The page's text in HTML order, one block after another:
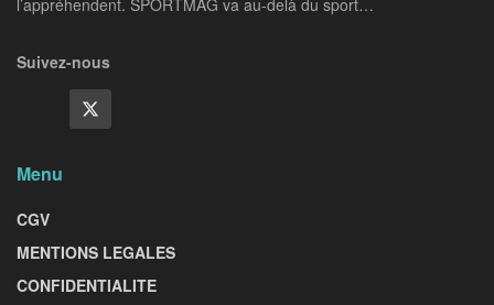
Suivez-nous
Menu
CGV
MENTIONS LEGALES
CONFIDENTIALITE